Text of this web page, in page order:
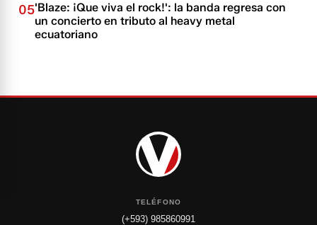
05'Blaze: ¡Que viva el rock!': la banda regresa con
un concierto en tributo al heavy metal
ecuatoriano
TELÉFONO
(+593) 985860991